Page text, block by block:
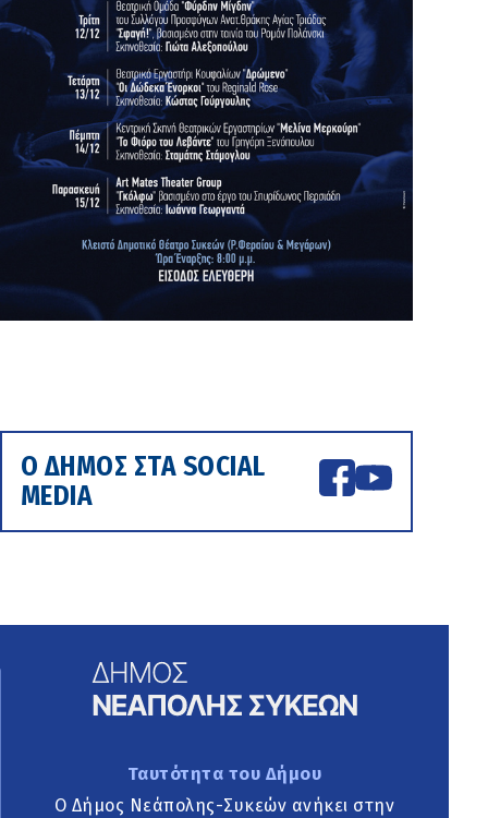
Ο ΔΗΜΟΣ ΣΤΑ SOCIAL
MEDIA
Ταυτότητα του Δήμου
Ο Δήμος Νεάπολης-Συκεών ανήκει στην